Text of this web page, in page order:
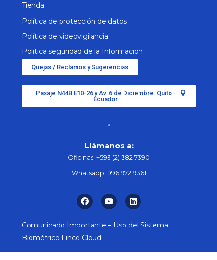
Tienda
Política de protección de datos
Política de videovigilancia
Política seguridad de la Información
Quejas / Reclamos y Sugerencias
Pasaje N44B E10-26 y Av. 6 de Diciembre. Quito -
Ecuador
Llámanos a:
Oficinas: +593 (2) 382 7390
Whatsapp: 096 972 9361
Comunicado Importante – Uso del Sistema
Biométrico Lince Cloud